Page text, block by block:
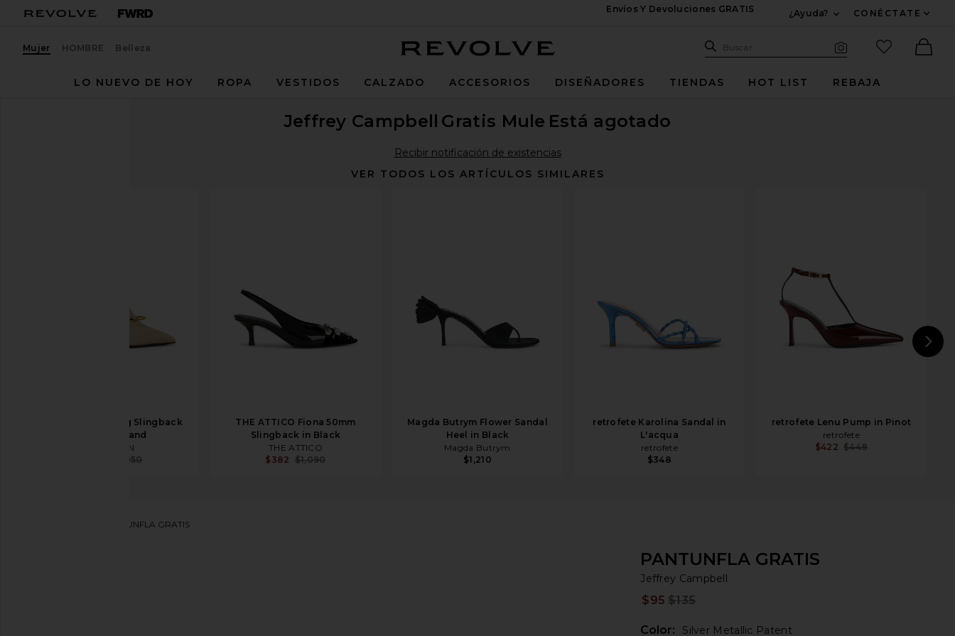
Envíos Y Devoluciones GRATIS
¿Ayuda?
CONÉCTATE
Mujer HOMBRE Belleza Sitio de búsqueda
Buscar
artículos
LO NUEVO DE HOY
ROPA VESTIDOS CALZADO ACCESORIOS DISEÑADORES TIENDAS HOT LIST REBAJA
Jeffrey Campbell Gratis Mule Está agotado
Recibir notificación de existencias
VER TODOS LOS ARTÍCULOS SIMILARES
BALMAIN Piercing Slingback
Pump in Sand
BALMAIN
$1,050
THE ATTICO Fiona 50mm
Slingback in Black
THE ATTICO
$382 $1,090
Magda Butrym Flower Sandal
Heel in Black
Magda Butrym
$1,210
retrofete Karolina Sandal in
L'acqua
retrofete
$348
retrofete Lenu Pump in Pinot
retrofete
$422 $448
PANTUNFLA GRATIS
PANTUNFLA GRATIS
Jeffrey Campbell
$95 $135
Color: Silver Metallic Patent